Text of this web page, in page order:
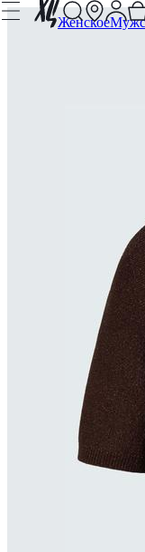
Женское